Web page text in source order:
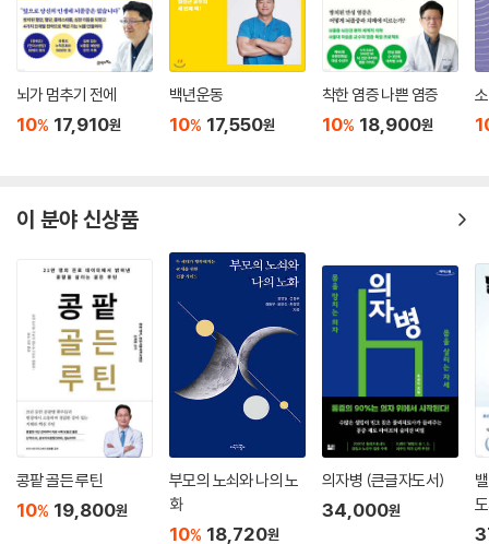
뇌가 멈추기 전에
10% 17,910원
백년운동
10% 17,550원
착한 염증 나쁜 염증
10% 18,900원
이 분야 신상품
콩팥 골든 루틴
10% 19,800원
부모의 노쇠와 나의 노
화
10% 18,720원
의자병 (큰글자도서)
34,000원